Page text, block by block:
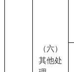
（六）
其他处